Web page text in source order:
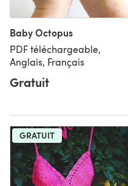
Baby Octopus
PDF téléchargeable,
Anglais, Français
Gratuit
GRATUIT